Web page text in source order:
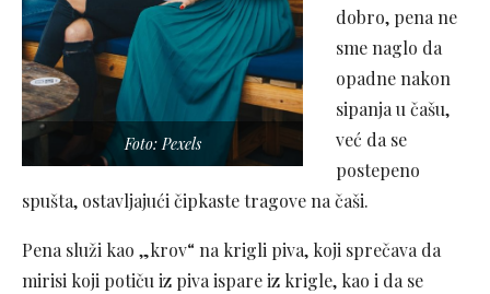
Foto: Pexels
dobro, pena ne
sme naglo da
opadne nakon
sipanja u čašu,
već da se
postepeno
spušta, ostavljajući čipkaste tragove na čaši.
Pena služi kao „krov“ na krigli piva, koji sprečava da
mirisi koji potiču iz piva ispare iz krigle, kao i da se